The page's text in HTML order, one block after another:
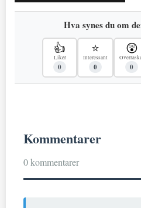
Hva synes du om
👍
Liker
0
⭐
Interessant
0
😲
0
Kommentarer
0 kommentarer